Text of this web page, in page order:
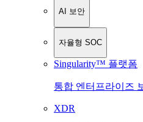
AI 보안
자율형 SOC
Singularity™ 플랫폼
통합 엔터프라이즈
XDR